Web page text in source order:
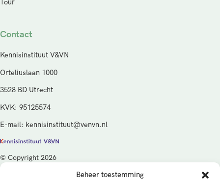
Beheer toestemming
Tour
Contact
Kennisinstituut V&VN
Orteliuslaan 1000
3528 BD Utrecht
KVK: 95125574
E-mail: kennisinstituut@venvn.nl
© Copyright 2026